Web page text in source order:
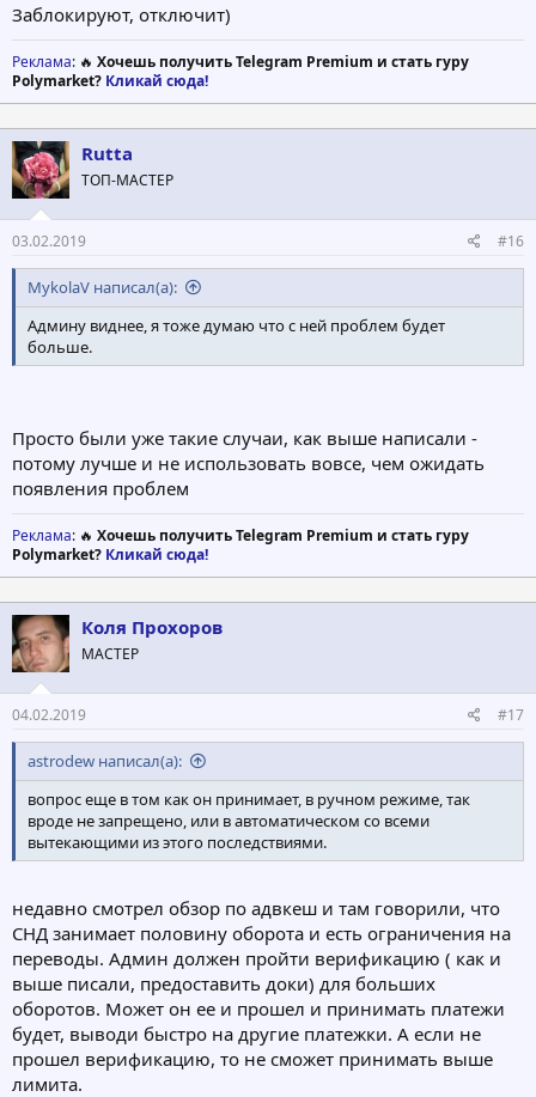
Заблокируют, отключит)
Реклама: 🔥 Хочешь получить Telegram Premium и стать гуру
Polymarket? Кликай сюда!
Rutta
ТОП-МАСТЕР
03.02.2019 #16
MykolaV написал(а):
Админу виднее, я тоже думаю что с ней проблем будет
больше.
Просто были уже такие случаи, как выше написали -
потому лучше и не использовать вовсе, чем ожидать
появления проблем
Реклама: 🔥 Хочешь получить Telegram Premium и стать гуру
Polymarket? Кликай сюда!
Коля Прохоров
МАСТЕР
04.02.2019 #17
astrodew написал(а):
вопрос еще в том как он принимает, в ручном режиме, так
вроде не запрещено, или в автоматическом со всеми
вытекающими из этого последствиями.
недавно смотрел обзор по адвкеш и там говорили, что
СНД занимает половину оборота и есть ограничения на
переводы. Админ должен пройти верификацию ( как и
выше писали, предоставить доки) для больших
оборотов. Может он ее и прошел и принимать платежи
будет, выводи быстро на другие платежки. А если не
прошел верификацию, то не сможет принимать выше
лимита.